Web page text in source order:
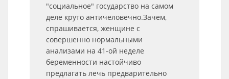
"социальное" государство на самом
деле круто античеловечно.Зачем,
спрашивается, женщине с
совершенно нормальными
анализами на 41-ой неделе
беременности настойчиво
предлагать лечь предварительно